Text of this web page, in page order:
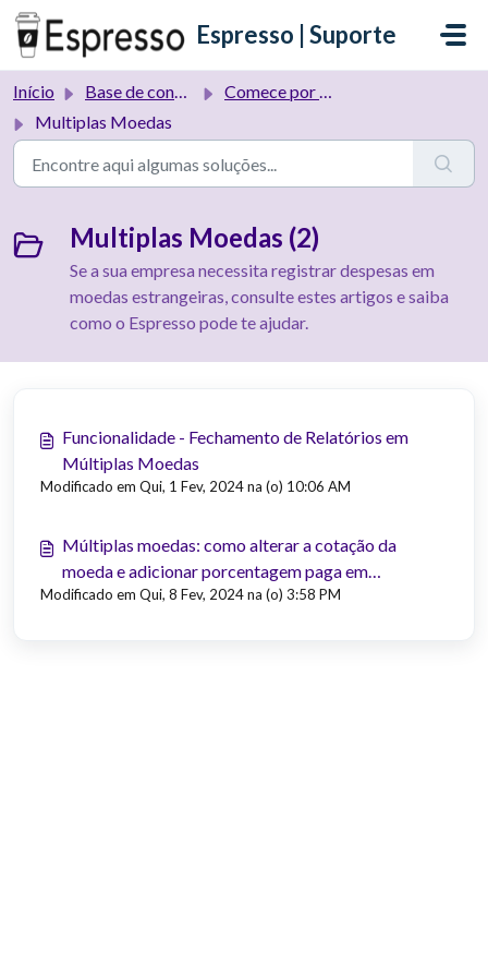
Ir para o conteúdo principal
Espresso | Suporte
Início Base de conhecimento
Comece por aqui!
Multiplas Moedas
Multiplas Moedas (2)
Se a sua empresa necessita registrar despesas em
moedas estrangeiras, consulte estes artigos e saiba
como o Espresso pode te ajudar.
Funcionalidade - Fechamento de Relatórios em
Múltiplas Moedas
Modificado em Qui, 1 Fev, 2024 na (o) 10:06 AM
Múltiplas moedas: como alterar a cotação da
moeda e adicionar porcentagem paga em
impostos?
Modificado em Qui, 8 Fev, 2024 na (o) 3:58 PM